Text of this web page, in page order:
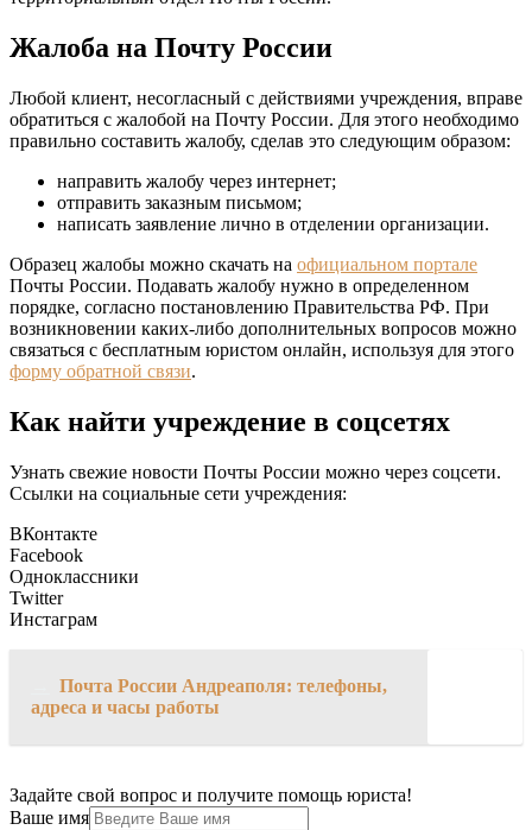
Жалоба на Почту России
Любой клиент, несогласный с действиями учреждения, вправе
обратиться с жалобой на Почту России. Для этого необходимо
правильно составить жалобу, сделав это следующим образом:
направить жалобу через интернет;
отправить заказным письмом;
написать заявление лично в отделении организации.
Образец жалобы можно скачать на официальном портале
Почты России. Подавать жалобу нужно в определенном
порядке, согласно постановлению Правительства РФ. При
возникновении каких-либо дополнительных вопросов можно
связаться с бесплатным юристом онлайн, используя для этого
форму обратной связи.
Как найти учреждение в соцсетях
Узнать свежие новости Почты России можно через соцсети.
Ссылки на социальные сети учреждения:
ВКонтакте
Facebook
Одноклассники
Twitter
Инстаграм
Почта России Андреаполя: телефоны,
адреса и часы работы
Задайте свой вопрос и получите помощь юриста!
Ваше имя